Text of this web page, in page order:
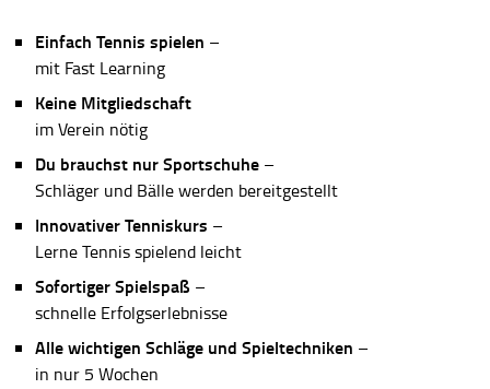
Einfach Tennis spielen –
mit Fast Learning
Keine Mitgliedschaft
im Verein nötig
Du brauchst nur Sportschuhe –
Schläger und Bälle werden bereitgestellt
Innovativer Tenniskurs –
Lerne Tennis spielend leicht
Sofortiger Spielspaß –
schnelle Erfolgserlebnisse
Alle wichtigen Schläge und Spieltechniken –
in nur 5 Wochen